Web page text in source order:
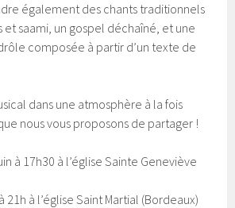
également des chants traditionnels
et saami, un gospel déchaîné, et une
composée à partir d’un texte de
dans une atmosphère à la fois
nous vous proposons de partager !
à 17h30 à l’église Sainte Geneviève
21h à l’église Saint Martial (Bordeaux)